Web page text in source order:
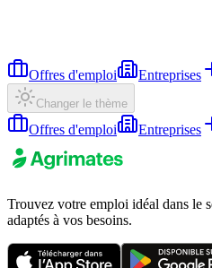
Offres d'emploi Entreprises
Changer le thème
Offres d'emploi Entreprises
Trouvez votre emploi idéal dans le
adaptés à vos besoins.